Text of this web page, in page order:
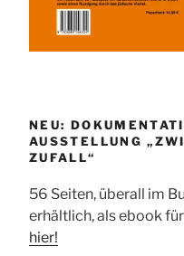
NEU:
AUSSTELLUNG
ZUFALL“
56 Seiten, überall im
erhältlich, als ebook
hier!